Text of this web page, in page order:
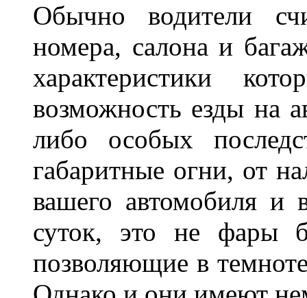
Обычно водители
номера, салона и
характеристики
возможность езды на
либо особых
габаритные огни, от
вашего автомобиля и
суток, это не фары
позволяющие в